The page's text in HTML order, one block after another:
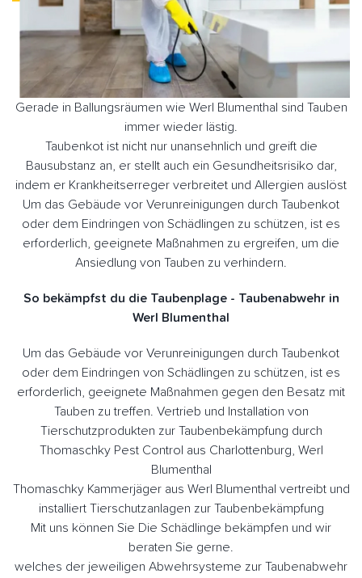
Gerade in Ballungsräumen wie Werl Blumenthal sind Tauben
immer wieder lästig.
Taubenkot ist nicht nur unansehnlich und greift die
Bausubstanz an, er stellt auch ein Gesundheitsrisiko dar,
indem er Krankheitserreger verbreitet und Allergien auslöst
Um das Gebäude vor Verunreinigungen durch Taubenkot
oder dem Eindringen von Schädlingen zu schützen, ist es
erforderlich, geeignete Maßnahmen zu ergreifen, um die
Ansiedlung von Tauben zu verhindern.
So bekämpfst du die Taubenplage - Taubenabwehr in
Werl Blumenthal
Um das Gebäude vor Verunreinigungen durch Taubenkot
oder dem Eindringen von Schädlingen zu schützen, ist es
erforderlich, geeignete Maßnahmen gegen den Besatz mit
Tauben zu treffen. Vertrieb und Installation von
Tierschutzprodukten zur Taubenbekämpfung durch
Thomaschky Pest Control aus Charlottenburg, Werl
Blumenthal
Thomaschky Kammerjäger aus Werl Blumenthal vertreibt und
installiert Tierschutzanlagen zur Taubenbekämpfung
Mit uns können Sie Die Schädlinge bekämpfen und wir
beraten Sie gerne.
welches der jeweiligen Abwehrsysteme zur Taubenabwehr